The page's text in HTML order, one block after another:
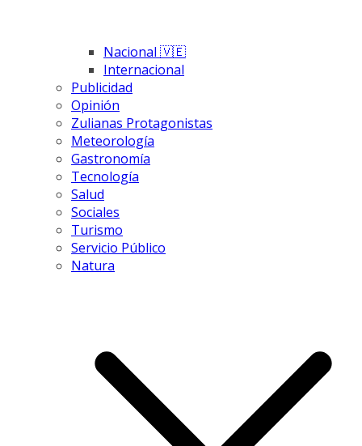
Nacional 🇻🇪
Internacional
Publicidad
Opinión
Zulianas Protagonistas
Meteorología
Gastronomía
Tecnología
Salud
Sociales
Turismo
Servicio Público
Natura